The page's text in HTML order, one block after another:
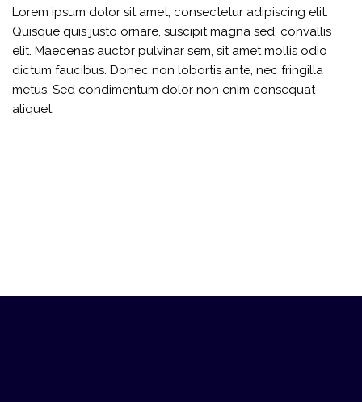
Lorem ipsum dolor sit amet, consectetur adipiscing elit.
Quisque quis justo ornare, suscipit magna sed, convallis
elit. Maecenas auctor pulvinar sem, sit amet mollis odio
dictum faucibus. Donec non lobortis ante, nec fringilla
metus. Sed condimentum dolor non enim consequat
aliquet.